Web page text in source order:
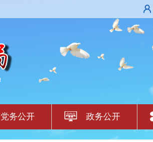
党务公开 政务公开